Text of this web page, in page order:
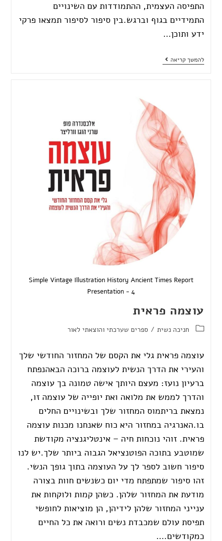
התפיסה העצמית, ההתמודדות עם השינויים
התמידיים בגוף וברגש.בין סיפור לסיפור תמצאו פרקי
ידע ותוכן…
להמשך קריאה
Simple Vintage Illustration History Ancient Times Report
Presentation - 4
עוצמה פראית
חניכה נשית / ספרים שערכתי והוצאתי לאור
עוצמה פראית גלי את הקסם של המחזור החודשי שלך
והעירי את הדרך הנשית לעוצמה ברוכה הבאהנפתח
ברעיון נועז: מעצם היותך אישה טמונה בך עוצמה
והדרך לממש את מלואה ואת יופייה של עוצמה זו,
נמצאת בריתמוס המחזור שלך ובשינויים החלים
בו.האנרגיה במחזור היא כוח שאנחנו מכנות עוצמה
פראית. זוהי נוכחות חיה – אינטליגנציה מקודשת
שמוטבע בתוכה הפוטנציאל הגבוה ביותר שלך.יש לנו
סיפור חשוב לספר לך על העוצמה בתוך גופך הנשי.
זהו סיפור שמתפתח מדי יום כשנשים חוות בצורה
מודעת את המחזור שלהן. כשהן קמות ולוקחות את
ענייני המחזור שלהן לידיהן, הן מוציאות לחופשי
תפיסת עולם שמכבדת נשים ורואה את כל החיים
כמקודשים.…